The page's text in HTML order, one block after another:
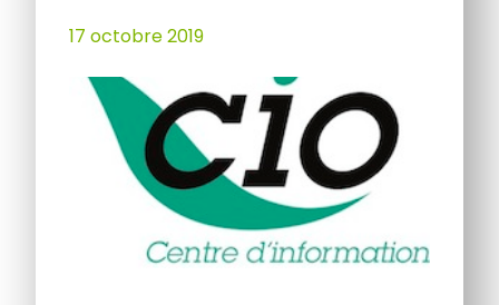
17 octobre 2019